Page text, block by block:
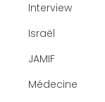
Interview
Israël
JAMIF
Médecine